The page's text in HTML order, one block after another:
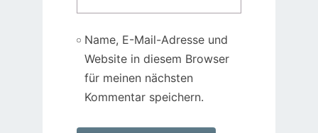
Name, E-Mail-Adresse und
Website in diesem Browser
für meinen nächsten
Kommentar speichern.